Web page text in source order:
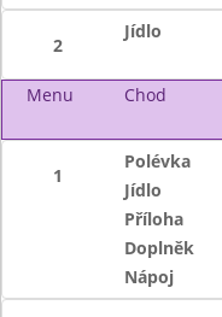
2
Jídlo
Menu Chod
1
Polévka
Jídlo
Příloha
Doplněk
Nápoj